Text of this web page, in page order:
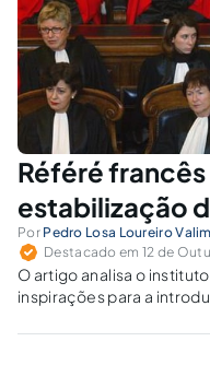
Référé
estabilização
Por Pedro Losa Loureiro Valim
Destacado em 12 de
O artigo analisa o
inspirações para a
da estabilização da